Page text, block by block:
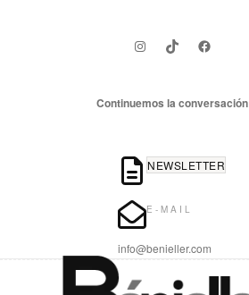
InstagramTikTokFacebook
Continuemos la conversación
NEWSLETTER
E-MAIL
info@benieller.com